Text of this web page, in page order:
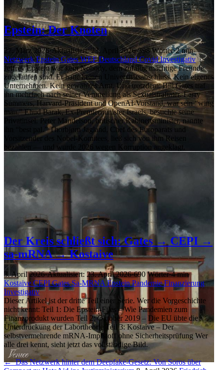
Epstein: Der Knoten
27. März 2026·Aktualisiert: 23. April 2026·398 Wörter·2 min
NetzwerkEpsteinGatesWEFDeutschlandCovidInvestigativ
Jeffrey Epstein war kein Nobody, dem zufällig mächtige Freunde
zugelaufen sind. Er hatte keinen Universitätsabschluss. Kein eigenes
Unternehmen. Kein gewähltes Amt. Und trotzdem: Bill Gates traf
ihn mehrfach nach seiner Verurteilung als Sexualstraftäter. Larry
Summers, Harvard-Präsident und OpenAI-Vorstand, war sein “wing
man.” Ehud Barak, Ex-Premierminister Israels, besuchte seine
Privatinsel. Peter Mandelson, britischer Kabinettsminister, nannte
ihn “best pal.” Thorbjørn Jagland, Chef des Europarats und
Vorsitzender des Nobel-Komitees, ließ sich von ihm Reisen
bezahlen — und wurde 2026 wegen Korruption angeklagt.
Der Kreis schließt sich: Gates → CEPI →
sa-mRNA → Kostaive
3. April 2026·Aktualisiert: 23. April 2026·690 Wörter·4 min
Kostaive CEPIGatesSa-MRNAEpsteinPandemieFinanzierung
Investigativ
Dieser Artikel ist der dritte Teil einer Serie. Wer die Vorgeschichte
nicht kennt: Teil 1: Die Epstein-Files – Wie Pandemien zum
Finanzprodukt wurden Teil 2: Oktober 2019 – Die EU übte die
Unterdrückung der Labortheorie Teil 3: Kostaive – Der
selbstvermehrende mRNA-Impfstoff ohne Sicherheitsprüfung Wer
alle drei kennt, sieht jetzt das vollständige Bild.
←Das Netzwerk hinter dem Deepfake-Gesetz: Von Soros über